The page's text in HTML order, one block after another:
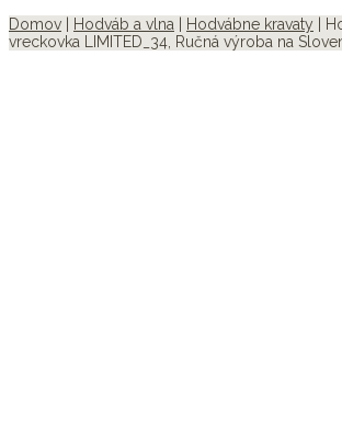
Domov
Hodváb a vlna Hodvábne kravaty |
vreckovka LIMITED_34, Ručná výroba na